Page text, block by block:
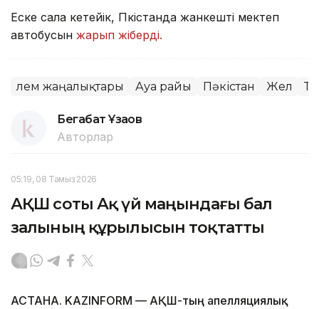
Еске сала кетейік, Пәкістанда жанкешті мектеп
автобусын жарып жіберді.
Әлем жаңалықтары Ауа райы Пәкістан Жел
Бегабат Ұзақов
Авторлар
05:19, 08 Тамыз 2026
АҚШ соты Ақ үй маңындағы бал
залының құрылысын тоқтатты
АСТАНА. KAZINFORM — АҚШ-тың апелляциялық